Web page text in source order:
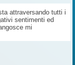
attraversando tutti i
sentimenti ed
mi